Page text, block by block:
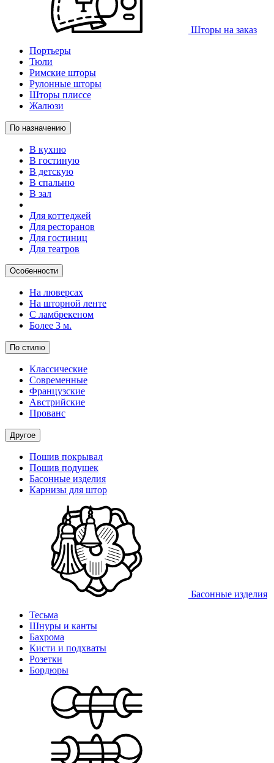
Шторы на заказ
Портьеры
Тюли
Римские шторы
Рулонные шторы
Шторы плиссе
Жалюзи
По назначению
В кухню
В гостиную
В детскую
В спальню
В зал
Для коттеджей
Для ресторанов
Для гостиниц
Для театров
Особенности
На люверсах
На шторной ленте
С ламбрекеном
Более 3 м.
По стилю
Классические
Современные
Французские
Австрийские
Прованс
Другое
Пошив покрывал
Пошив подушек
Басонные изделия
Карнизы для штор
Басонные изделия
Тесьма
Шнуры и канты
Бахрома
Кисти и подхваты
Розетки
Бордюры